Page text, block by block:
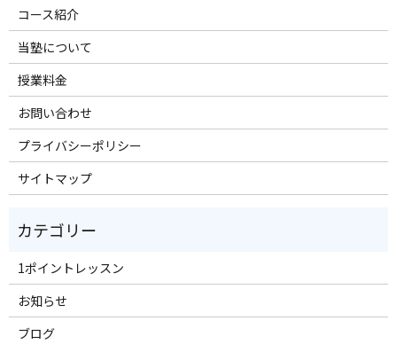
コース紹介
当塾について
授業料金
お問い合わせ
プライバシーポリシー
サイトマップ
1ポイントレッスン
お知らせ
ブログ